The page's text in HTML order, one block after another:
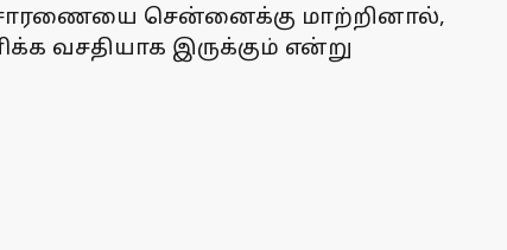
சென்னைக்கு மாற்றினால்,
வசதியாக இருக்கும் என்று